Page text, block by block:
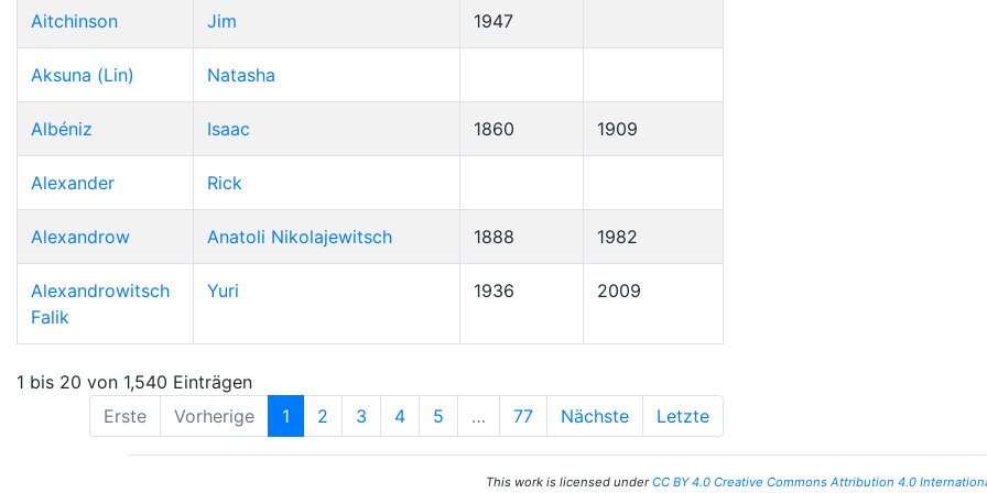
Aitchinson Jim 1947
Aksuna (Lin) Natasha
Albéniz Isaac 1860 1909
Alexander Rick
Alexandrow Anatoli Nikolajewitsch 1888 1982
Alexandrowitsch
Falik
Yuri 1936 2009
1 bis 20 von 1,540 Einträgen
Erste
Vorherige 1 2 3 4 5 … 77 Nächste Letzte
This work is licensed underCC BY 4.0 Creative Commons Attribution 4.0